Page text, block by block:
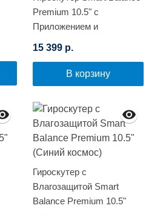
Premium 10.5" с
Приложением и
(Синее пламя)
15 399 р.
В корзину
Гироскутер с
Влагозащитой Smart
Balance Premium 10.5"